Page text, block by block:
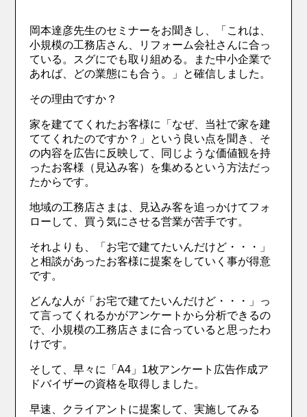
岡本達彦先生のセミナーをお聞きし、「これは、
小規模の工務店さん、リフォーム会社さんに合っ
ている。スグにでも取り組める。また中小企業で
あれば、どの業態にも合う。」と確信しました。
その理由ですか？
家を建ててくれたお客様に「なぜ、当社で家を建
ててくれたのですか？」という良い点を聞き、そ
の内容を広告に反映して、同じような価値観を持
ったお客様（見込み客）を集めるという方法だっ
たからです。
地域の工務店さまは、見込み客を追っかけてフォ
ローして、買う気にさせる営業が苦手です。
それよりも、「お宅で建てたいんだけど・・・」
と相談があったお客様に提案をしていく事が得意
です。
どんな人が「お宅で建てたいんだけど・・・」っ
て言ってくれるかがアンケートから分析できるの
で、小規模の工務店さまに合っていると思ったわ
けです。
そして、早々に「A4」1枚アンケート広告作成ア
ドバイザーの資格を取得しました。
早速、クライアントに提案して、実施してみる